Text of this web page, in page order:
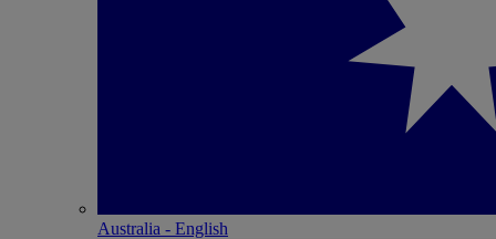
Australia - English